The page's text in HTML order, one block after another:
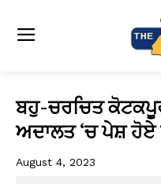
ਬਹੁ-ਚਰਚਿਤ
ਅਦਾਲਤ ‘ਚ ਪੇਸ਼ ਹੋਏ
August 4, 2023